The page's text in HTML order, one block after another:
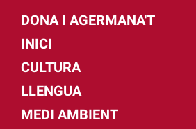
DONA I AGERMANA'T
INICI
CULTURA
LLENGUA
MEDI AMBIENT